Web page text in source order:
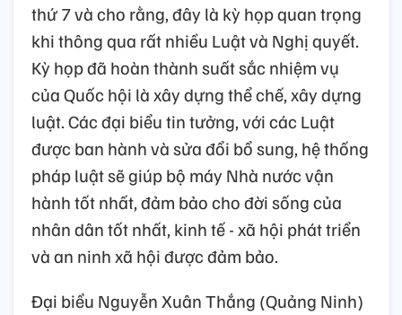
thứ 7 và cho rằng, đây là kỳ họp quan trọng
khi thông qua rất nhiều Luật và Nghị quyết.
Kỳ họp đã hoàn thành suất sắc nhiệm vụ
của Quốc hội là xây dựng thể chế, xây dựng
luật. Các đại biểu tin tưởng, với các Luật
được ban hành và sửa đổi bổ sung, hệ thống
pháp luật sẽ giúp bộ máy Nhà nước vận
hành tốt nhất, đảm bảo cho đời sống của
nhân dân tốt nhất, kinh tế - xã hội phát triển
và an ninh xã hội được đảm bảo.
Đại biểu Nguyễn Xuân Thắng (Quảng Ninh)